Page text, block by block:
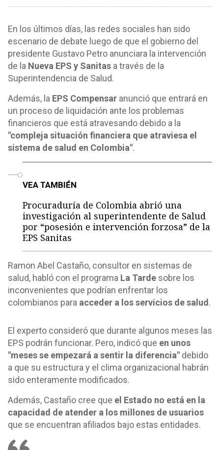
En los últimos días, las redes sociales han sido
escenario de debate luego de que el gobierno del
presidente Gustavo Petro anunciara la intervención
de la Nueva EPS y Sanitas a través de la
Superintendencia de Salud.
Además, la EPS Compensar anunció que entrará en
un proceso de liquidación ante los problemas
financieros que está atravesando debido a la
"compleja situación financiera que atraviesa el
sistema de salud en Colombia".
VEA TAMBIÉN
Procuraduría de Colombia abrió una
investigación al superintendente de Salud
por “posesión e intervención forzosa” de la
EPS Sanitas
Ramon Abel Castaño, consultor en sistemas de
salud, habló con el programa La Tarde sobre los
inconvenientes que podrían enfrentar los
colombianos para acceder a los servicios de salud .
El experto consideró que durante algunos meses las
EPS podrán funcionar. Pero, indicó que en unos
"meses se empezará a sentir la diferencia" debido
a que su estructura y el clima organizacional habrán
sido enteramente modificados.
Además, Castaño cree que el Estado no está en la
capacidad de atender a los millones de usuarios
que se encuentran afiliados bajo estas entidades.